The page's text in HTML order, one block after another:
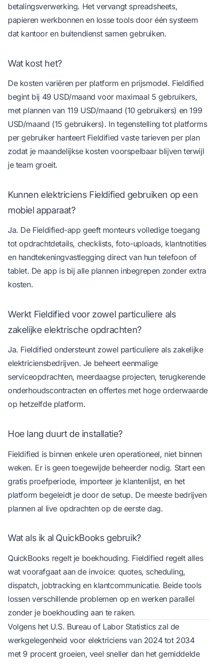
betalingsverwerking. Het vervangt spreadsheets,
papieren werkbonnen en losse tools door één systeem
dat kantoor en buitendienst samen gebruiken.
Wat kost het?
De kosten variëren per platform en prijsmodel. Fieldified
begint bij 49 USD/maand voor maximaal 5 gebruikers,
met plannen van 119 USD/maand (10 gebruikers) en 199
USD/maand (15 gebruikers). In tegenstelling tot platforms
per gebruiker hanteert Fieldified vaste tarieven per plan
zodat je maandelijkse kosten voorspelbaar blijven terwijl
je team groeit.
Kunnen elektriciens Fieldified gebruiken op een
mobiel apparaat?
Ja. De Fieldified-app geeft monteurs volledige toegang
tot opdrachtdetails, checklists, foto-uploads, klantnotities
en handtekeningvastlegging direct van hun telefoon of
tablet. De app is bij alle plannen inbegrepen zonder extra
kosten.
Werkt Fieldified voor zowel particuliere als
zakelijke elektrische opdrachten?
Ja. Fieldified ondersteunt zowel particuliere als zakelijke
elektriciensbedrijven. Je beheert eenmalige
serviceopdrachten, meerdaagse projecten, terugkerende
onderhoudscontracten en offertes met hoge orderwaarde
op hetzelfde platform.
Hoe lang duurt de installatie?
Fieldified is binnen enkele uren operationeel, niet binnen
weken. Er is geen toegewijde beheerder nodig. Start een
gratis proefperiode, importeer je klantenlijst, en het
platform begeleidt je door de setup. De meeste bedrijven
plannen al live opdrachten op de eerste dag.
Wat als ik al QuickBooks gebruik?
QuickBooks regelt je boekhouding. Fieldified regelt alles
wat voorafgaat aan de invoice: quotes, scheduling,
dispatch, jobtracking en klantcommunicatie. Beide tools
lossen verschillende problemen op en werken parallel
zonder je boekhouding aan te raken.
Volgens het U.S. Bureau of Labor Statisticszal de
werkgelegenheid voor elektriciens van 2024 tot 2034
met 9 procent groeien, veel sneller dan het gemiddelde